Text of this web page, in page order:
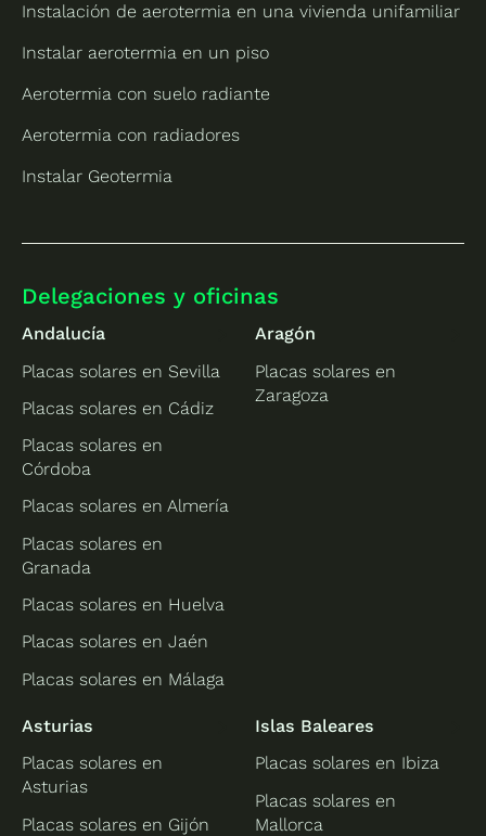
Instalación de aerotermia en una vivienda unifamiliar
Instalar aerotermia en un piso
Aerotermia con suelo radiante
Aerotermia con radiadores
Instalar Geotermia
Delegaciones y oficinas
Andalucía
Placas solares en Sevilla
Placas solares en Cádiz
Placas solares en
Córdoba
Placas solares en Almería
Placas solares en
Granada
Placas solares en Huelva
Placas solares en Jaén
Placas solares en Málaga
Aragón
Placas solares en
Zaragoza
Asturias
Placas solares en
Asturias
Placas solares en Gijón
Islas Baleares
Placas solares en Ibiza
Placas solares en
Mallorca